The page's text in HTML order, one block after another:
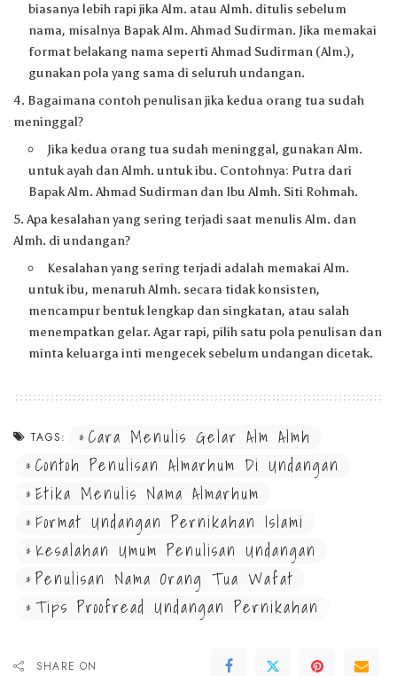
biasanya lebih rapi jika Alm. atau Almh. ditulis sebelum
nama, misalnya Bapak Alm. Ahmad Sudirman. Jika memakai
format belakang nama seperti Ahmad Sudirman (Alm.),
gunakan pola yang sama di seluruh undangan.
Bagaimana contoh penulisan jika kedua orang tua sudah
meninggal?
Jika kedua orang tua sudah meninggal, gunakan Alm.
untuk ayah dan Almh. untuk ibu. Contohnya: Putra dari
Bapak Alm. Ahmad Sudirman dan Ibu Almh. Siti Rohmah.
Apa kesalahan yang sering terjadi saat menulis Alm. dan
Almh. di undangan?
Kesalahan yang sering terjadi adalah memakai Alm.
untuk ibu, menaruh Almh. secara tidak konsisten,
mencampur bentuk lengkap dan singkatan, atau salah
menempatkan gelar. Agar rapi, pilih satu pola penulisan dan
minta keluarga inti mengecek sebelum undangan dicetak.
TAGS:
Cara Menulis Gelar Alm Almh
Contoh Penulisan Almarhum Di Undangan
Etika Menulis Nama Almarhum
Format Undangan Pernikahan Islami
Kesalahan Umum Penulisan Undangan
Penulisan Nama Orang Tua Wafat
Tips Proofread Undangan Pernikahan
SHARE ON